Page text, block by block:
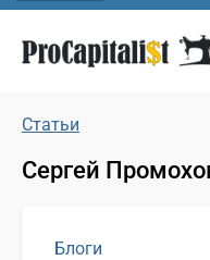
Статьи
Сергей
Блоги